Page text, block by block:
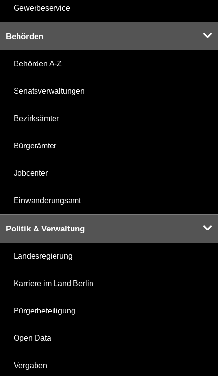
Gewerbeservice
Behörden
Behörden A-Z
Senatsverwaltungen
Bezirksämter
Bürgerämter
Jobcenter
Einwanderungsamt
Politik & Verwaltung
Landesregierung
Karriere im Land Berlin
Bürgerbeteiligung
Open Data
Vergaben